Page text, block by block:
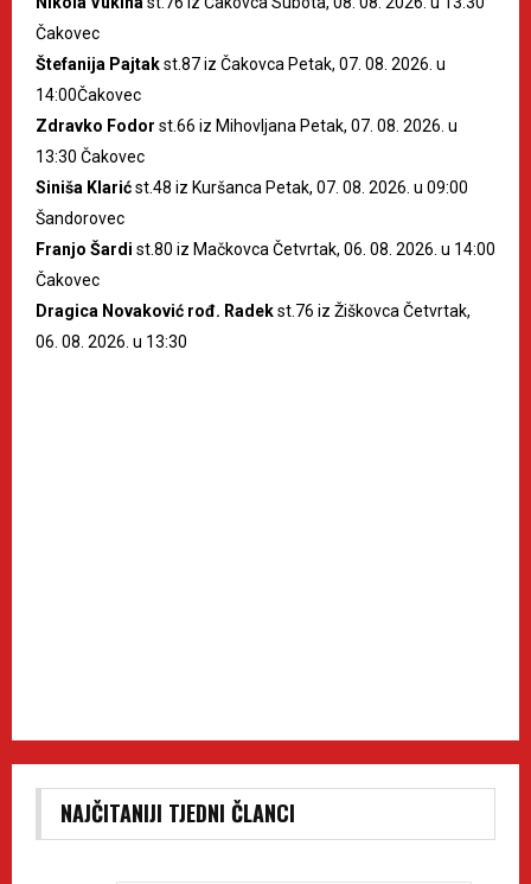
Čakovec
Štefanija Pajtakst.87 iz Čakovca Petak, 07. 08. 2026. u
14:00Čakovec
Zdravko Fodor st.66 iz Mihovljana Petak, 07. 08. 2026. u
13:30 Čakovec
Siniša Klarićst.48 iz Kuršanca Petak, 07. 08. 2026. u 09:00
Šandorovec
Franjo Šardi st.80 iz Mačkovca Četvrtak, 06. 08. 2026. u 14:00
Čakovec
Dragica Novaković rođ. Radekst.76 iz Žiškovca Četvrtak,
06. 08. 2026. u 13:30
NAJČITANIJI TJEDNI ČLANCI